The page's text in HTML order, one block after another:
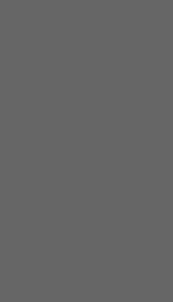
法人 骨粗鬆症財団 世界